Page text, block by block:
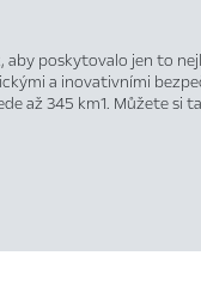
aby poskytovalo jen to
a inovativními
až 345 km1. Můžete si